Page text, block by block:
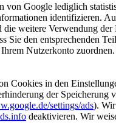
von Google lediglich
identifizieren.
weitere Verwendung
den entsprechenden
Nutzerkonto
Cookies in den
der Speicherung
settings/ads).
deaktivieren. Wir